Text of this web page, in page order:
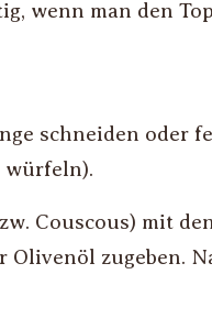
wenn man den
schneiden oder
würfeln).
Couscous) mit
Olivenöl zugeben.